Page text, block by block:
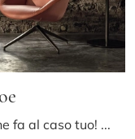
Ecco la lampada che fa al caso tuo! Il modello Cloe è una delle nostre lampade da terra di Bontempi.